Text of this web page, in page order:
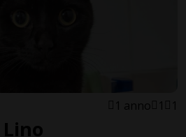
1 anno 1 1